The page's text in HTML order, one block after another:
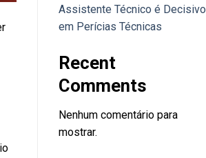
Assistente Técnico é Decisivo
em Perícias Técnicas
Recent
Comments
Nenhum comentário para
mostrar.